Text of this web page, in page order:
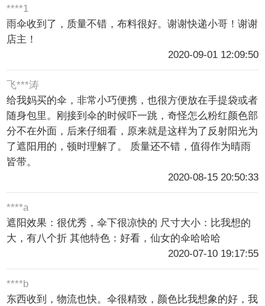
****1
雨伞收到了，质量不错，布料很好。谢谢快递小哥！谢谢
店主！
2020-09-01 12:09:50
飞***涛
给我妈买的伞，非常小巧便携，也很方便放在手提袋或者
随身包里。刚接到伞的时候吓一跳，奇怪怎么粉红颜色部
分不在外面，后来仔细看，原来就是这样为了反射阳光为
了遮阳用的，顿时理解了。 质量还不错，值得作为晴雨
皆带。
2020-08-15 20:50:33
****a
遮阳效果：很优秀，伞下很凉快的 尺寸大小：比我想的
大，有八个折 其他特色：好看，仙女的伞哈哈哈
2020-07-10 19:17:55
****b
东西收到，物流也快。伞很精致，颜色比我想象的好，我